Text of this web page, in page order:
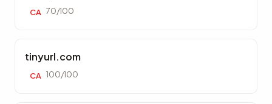
CA 70/100
tinyurl.com
CA 100/100